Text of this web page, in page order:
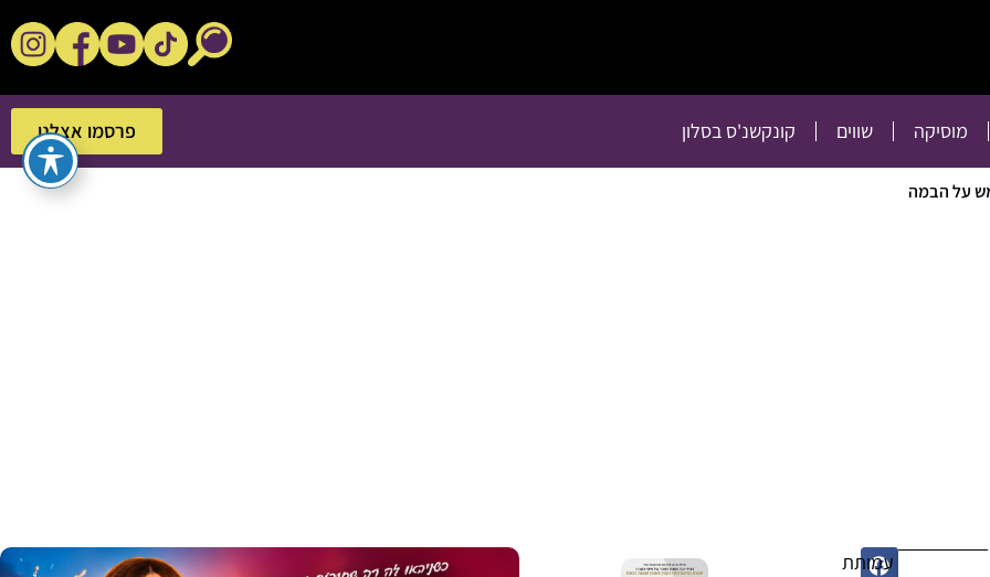
מוסיקה שווים קונקשנ'ס בסלון פרסמו אצלנו
פרסמו אצלנו
על הבמה
עמותת